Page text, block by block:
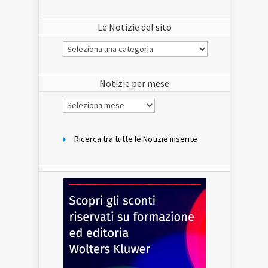
Le Notizie del sito
Le
Notizie
Notizie per mese
Notizie
per
Ricerca tra tutte le Notizie inserite